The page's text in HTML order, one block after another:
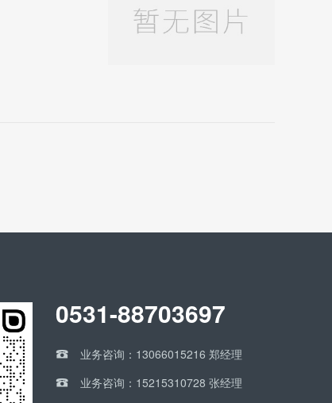
0531-88703697
 业务咨询：13066015216 郑经理
 业务咨询：15215310728 张经理